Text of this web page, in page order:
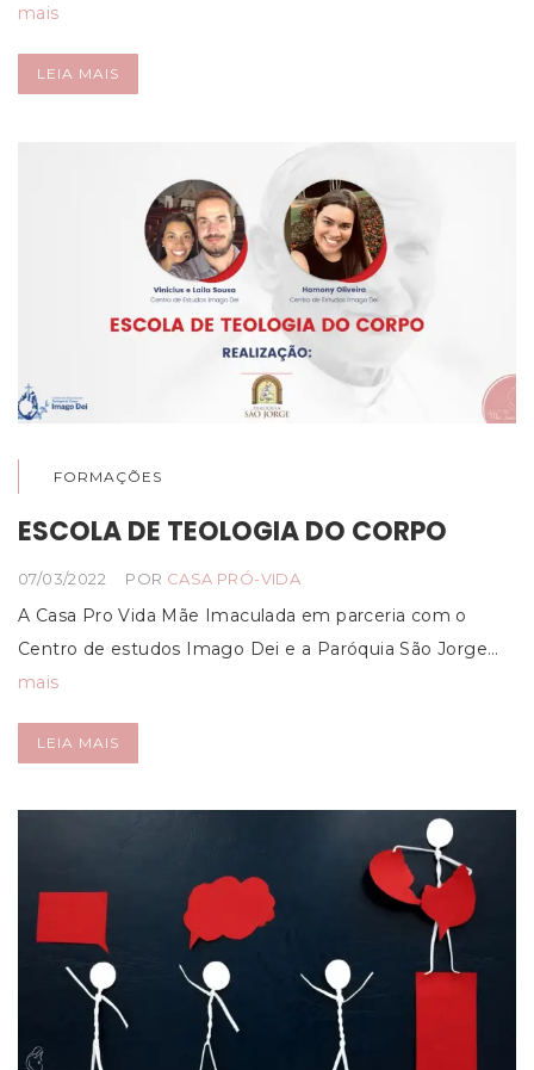
mais
LEIA MAIS
FORMAÇÕES
ESCOLA DE TEOLOGIA DO CORPO
07/03/2022 POR CASA PRÓ-VIDA
A Casa Pro Vida Mãe Imaculada em parceria com o
Centro de estudos Imago Dei e a Paróquia São Jorge…
mais
LEIA MAIS